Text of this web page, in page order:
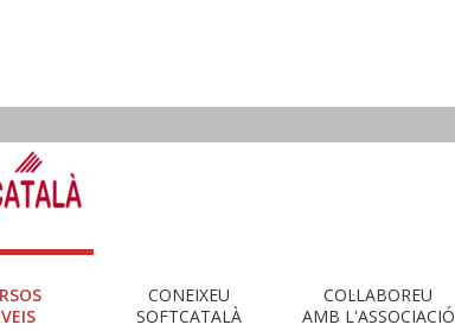
CONEIXEU
SOFTCATALÀ
COL·LABOREU
AMB L'ASSOCIACIÓ